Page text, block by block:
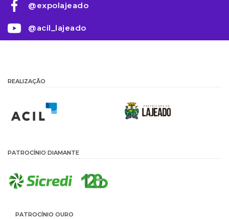
@expolajeado
@acil_lajeado
REALIZAÇÃO
PATROCÍNIO DIAMANTE
PATROCÍNIO OURO